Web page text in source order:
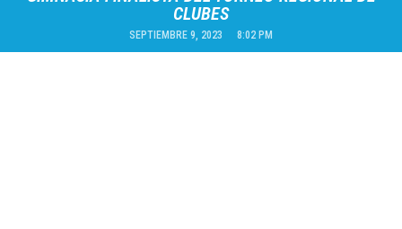
CLUBES
SEPTIEMBRE 9, 2023 8:02 PM